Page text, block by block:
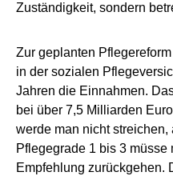
Zuständigkeit, sondern
Zur geplanten
in der sozialen
Jahren die Einnahmen.
bei über 7,5 Milliarden
werde man nicht
Pflegegrade 1 bis 3
Empfehlung zurückgehen.